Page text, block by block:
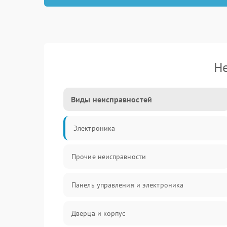
Виды неисправностей
Электроника
Прочие неисправности
Панель управления и электроника
Дверца и корпус